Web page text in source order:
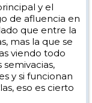
y el
de afluencia en
que entre la
mas la que se
viendo todo
semivacias,
y si funcionan
eso es cierto